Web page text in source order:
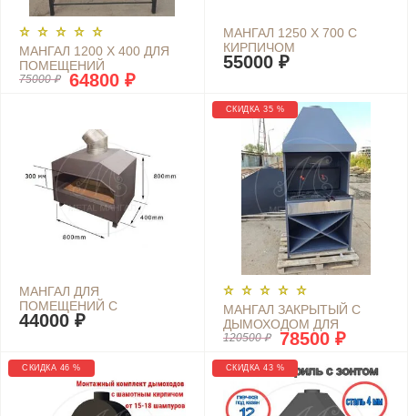
МАНГАЛ 1200 Х 400 ДЛЯ
ПОМЕЩЕНИЙ
75000 ₽ 64800 ₽
МАНГАЛ 1250 Х 700 С
КИРПИЧОМ
55000 ₽
МАНГАЛ ДЛЯ
ПОМЕЩЕНИЙ С
КИРПИЧОМ
44000 ₽
СКИДКА 35 %
МАНГАЛ ЗАКРЫТЫЙ С
ДЫМОХОДОМ ДЛЯ
БЕСЕДКИ "СОЛДАТ"
120500 ₽ 78500 ₽
СКИДКА 46 % СКИДКА 43 %